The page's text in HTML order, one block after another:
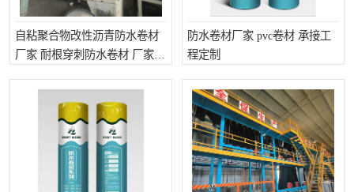
自粘聚合物改性沥青防水卷材
厂家 耐根穿刺防水卷材 厂家批
防水卷材厂家 pvc卷材 承接工
程定制